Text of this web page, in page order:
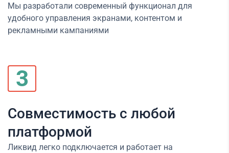
Мы разработали современный функционал для
удобного управления экранами, контентом и
рекламными кампаниями
3
Совместимость с любой
платформой
Ликвид легко подключается и работает на